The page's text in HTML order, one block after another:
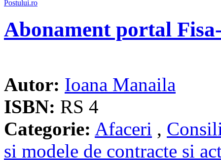
Abonament portal
Autor: Ioana Manaila
ISBN: RS 4
Categorie: Afaceri ,
si modele de contracte si